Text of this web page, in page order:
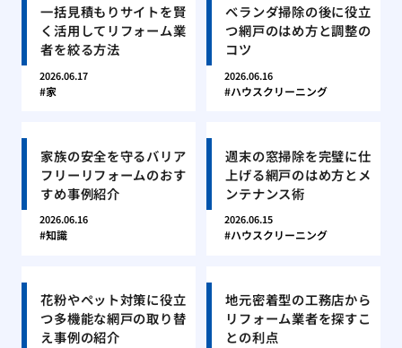
一括見積もりサイトを賢
く活用してリフォーム業
者を絞る方法
2026.06.17
家
ベランダ掃除の後に役立
つ網戸のはめ方と調整の
コツ
2026.06.16
ハウスクリーニング
家族の安全を守るバリア
フリーリフォームのおす
すめ事例紹介
2026.06.16
知識
週末の窓掃除を完璧に仕
上げる網戸のはめ方とメ
ンテナンス術
2026.06.15
ハウスクリーニング
花粉やペット対策に役立
つ多機能な網戸の取り替
え事例の紹介
地元密着型の工務店から
リフォーム業者を探すこ
との利点